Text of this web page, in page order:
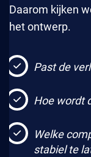
Daarom kijken
het ontwerp.
Past de
Hoe wordt
Welke
stabiel te